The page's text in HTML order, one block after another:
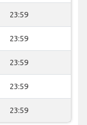
23:59
23:59
23:59
23:59
23:59